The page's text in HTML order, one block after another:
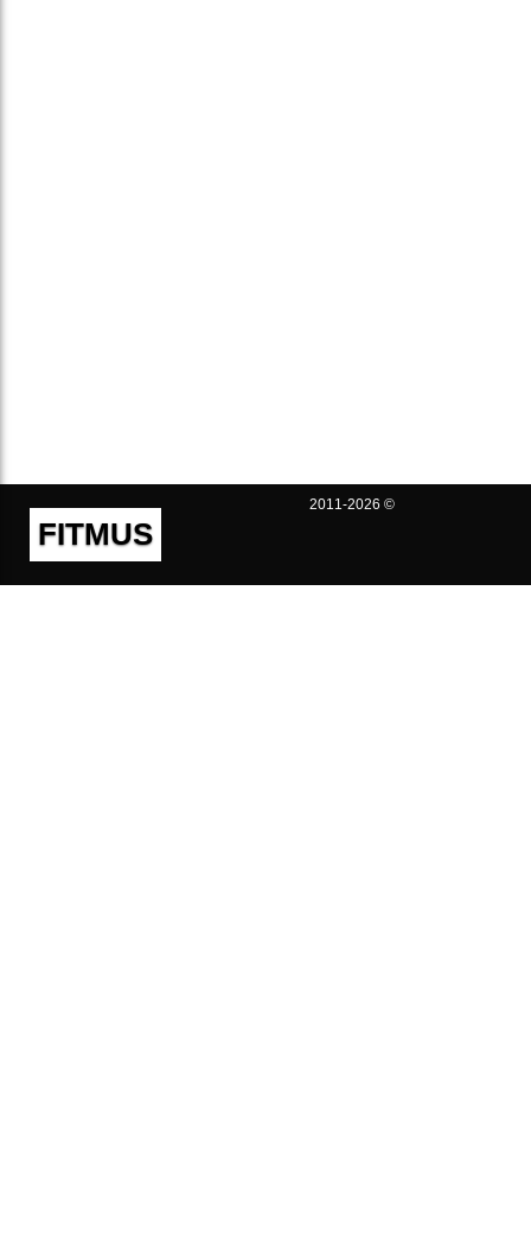
FITMUS
2011-2026 ©